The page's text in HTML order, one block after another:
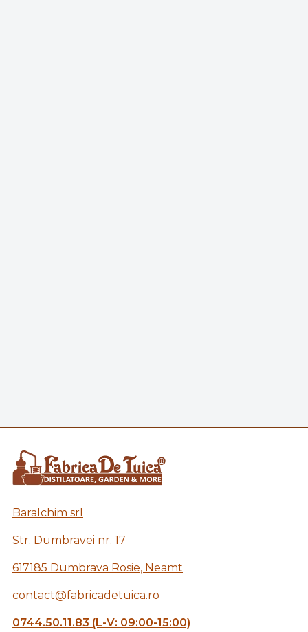
Baralchim srl
Str. Dumbravei nr. 17
617185 Dumbrava Rosie, Neamt
contact@fabricadetuica.ro
0744.50.11.83 (L-V: 09:00-15:00)